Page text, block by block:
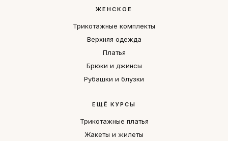
ЖЕНСКОЕ
Трикотажные комплекты
Верхняя одежда
Платья
Брюки и джинсы
Рубашки и блузки
ЕЩЁ КУРСЫ
Трикотажные платья
Жакеты и жилеты